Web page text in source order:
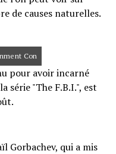
de causes naturelles.
Con
pour avoir incarné
série "The F.B.I.", est
Gorbachev, qui a mis